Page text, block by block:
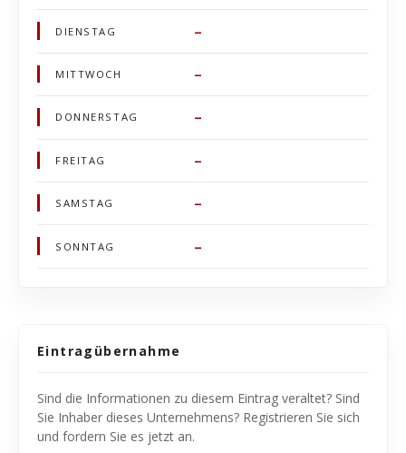
DIENSTAG –
MITTWOCH –
DONNERSTAG –
FREITAG –
SAMSTAG –
SONNTAG –
Eintragübernahme
Sind die Informationen zu diesem Eintrag veraltet? Sind
Sie Inhaber dieses Unternehmens? Registrieren Sie sich
und fordern Sie es jetzt an.